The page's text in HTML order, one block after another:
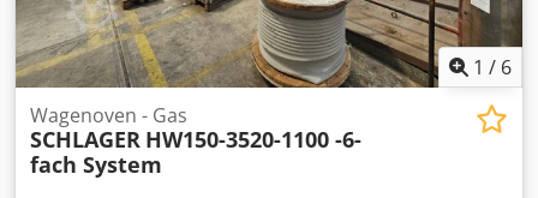
1 / 6
Wagenoven - Gas
SCHLAGER HW150-3520-1100 -6-
fach System